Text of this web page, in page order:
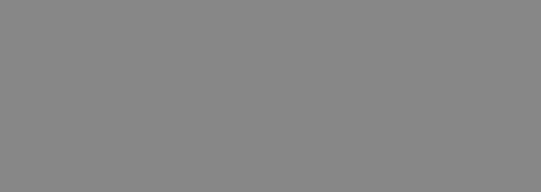
Webové stránky nelze
náhodně vygenerované
je udržování